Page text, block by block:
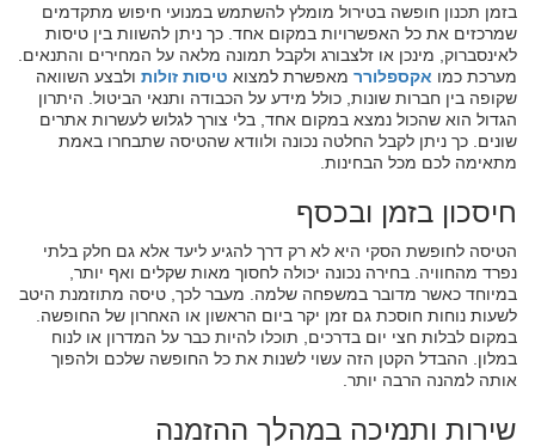
בזמן תכנון חופשה בטירול מומלץ להשתמש במנועי חיפוש מתקדמים
שמרכזים את כל האפשרויות במקום אחד. כך ניתן להשוות בין טיסות
לאינסברוק, מינכן או זלצבורג ולקבל תמונה מלאה על המחירים והתנאים.
מערכת כמו אקספלורר מאפשרת למצוא טיסות זולות ולבצע השוואה
שקופה בין חברות שונות, כולל מידע על הכבודה ותנאי הביטול. היתרון
הגדול הוא שהכול נמצא במקום אחד, בלי צורך לגלוש לעשרות אתרים
שונים. כך ניתן לקבל החלטה נכונה ולוודא שהטיסה שתבחרו באמת
מתאימה לכם מכל הבחינות.
חיסכון בזמן ובכסף
הטיסה לחופשת הסקי היא לא רק דרך להגיע ליעד אלא גם חלק בלתי
נפרד מהחוויה. בחירה נכונה יכולה לחסוך מאות שקלים ואף יותר,
במיוחד כאשר מדובר במשפחה שלמה. מעבר לכך, טיסה מתוזמנת היטב
לשעות נוחות חוסכת גם זמן יקר ביום הראשון או האחרון של החופשה.
במקום לבלות חצי יום בדרכים, תוכלו להיות כבר על המדרון או לנוח
במלון. ההבדל הקטן הזה עשוי לשנות את כל החופשה שלכם ולהפוך
אותה למהנה הרבה יותר.
שירות ותמיכה במהלך ההזמנה